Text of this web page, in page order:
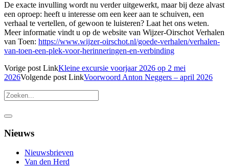
De exacte invulling wordt nu verder uitgewerkt, maar bij deze alvast
een oproep: heeft u interesse om een keer aan te schuiven, een
verhaal te vertellen, of gewoon te luisteren? Laat het ons weten.
Meer informatie vindt u op de website van Wijzer-Oirschot Verhalen
van Toen: https://www.wijzer-oirschot.nl/goede-verhalen/verhalen-
van-toen-een-plek-voor-herinneringen-en-verbinding
Vorige post LinkKleine excursie voorjaar 2026 op 2 mei
2026Volgende post LinkVoorwoord Anton Neggers – april 2026
Nieuws
Nieuwsbrieven
Van den Herd